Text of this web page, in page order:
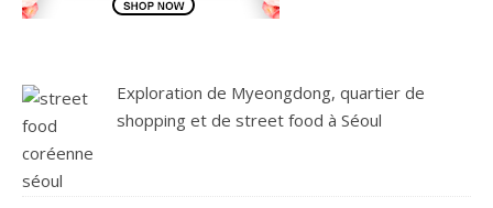
Exploration de Myeongdong, quartier de
shopping et de street food à Séoul